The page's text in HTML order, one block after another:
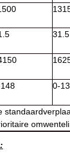
31.5
0-